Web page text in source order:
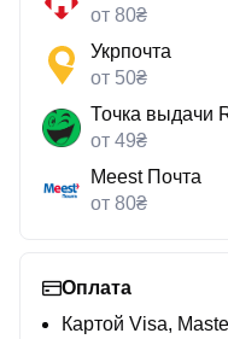
от 80₴
Укрпочта
от 50₴
Точка выдачи
от 49₴
Meest Почта
от 80₴
Оплата
Картой Visa,